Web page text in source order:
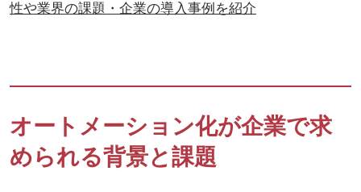
性や業界の課題・企業の導入事例を紹介
オートメーション化が企業で求
められる背景と課題